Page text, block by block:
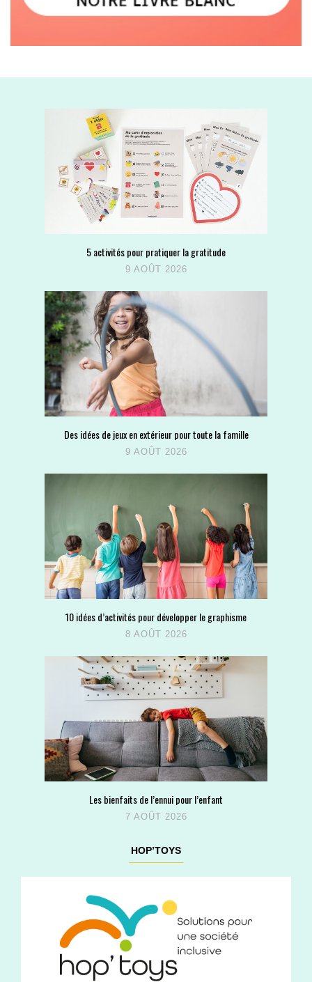
5 activités pour pratiquer la gratitude
9 AOÛT 2026
Des idées de jeux en extérieur pour toute la famille
9 AOÛT 2026
10 idées d’activités pour développer le graphisme
8 AOÛT 2026
Les bienfaits de l’ennui pour l’enfant
7 AOÛT 2026
HOP’TOYS